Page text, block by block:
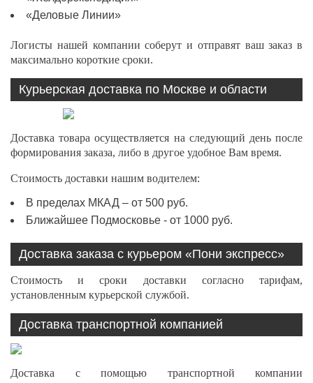
«Деловые Линии»
Логисты нашей компании соберут и отправят ваш заказ в
максимально короткие сроки.
Курьерская доставка по Москве и области
Доставка товара осуществляется на следующий день после
формирования заказа, либо в другое удобное Вам время.
Стоимость доставки нашим водителем:
В пределах МКАД – от 500 руб.
Ближайшее Подмосковье - от 1000 руб.
Доставка заказа с курьером «Пони экспресс»
Стоимость и сроки доставки согласно тарифам,
установленным курьерской службой.
Доставка транспортной компанией
Доставка с помощью транспортной компании